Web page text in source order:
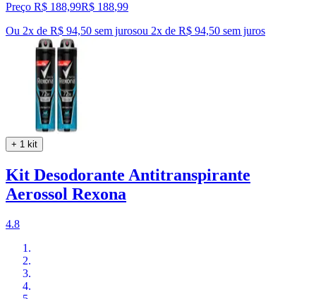
Preço R$ 188,99R$ 188,99
Ou 2x de R$ 94,50 sem jurosou 2x de R$ 94,50 sem juros
+ 1 kit
Kit Desodorante Antitranspirante
Aerossol Rexona
4.8